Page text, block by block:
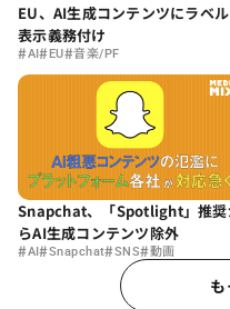
EU、AI生成コンテンツにラベル
表示義務付け
#AI#EU#音楽/PF
Snapchat、「Spotlight」推奨
らAI生成コンテンツ除外
#AI#Snapchat#SNS#動画
も